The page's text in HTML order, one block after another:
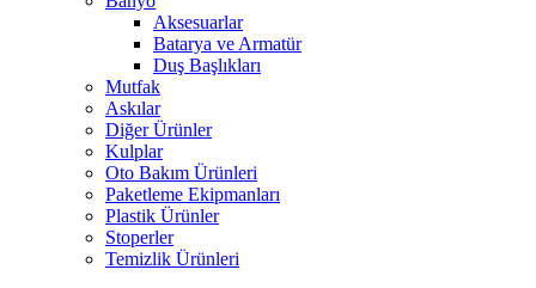
Aksesuarlar
Batarya ve Armatür
Duş Başlıkları
Mutfak
Askılar
Diğer Ürünler
Kulplar
Oto Bakım Ürünleri
Paketleme Ekipmanları
Plastik Ürünler
Stoperler
Temizlik Ürünleri